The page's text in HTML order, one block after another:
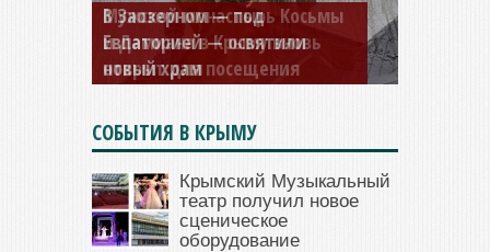
Мужской монастырь Косьмы
и Дамиана в Крыму вновь
открыт для посещения
СОБЫТИЯ В КРЫМУ
Крымский Музыкальный
театр получил новое
сценическое
оборудование